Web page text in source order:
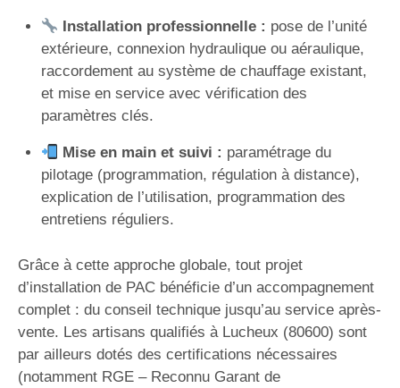
Installation professionnelle : pose de l’unité
extérieure, connexion hydraulique ou aéraulique,
raccordement au système de chauffage existant,
et mise en service avec vérification des
paramètres clés.
Mise en main et suivi : paramétrage du
pilotage (programmation, régulation à distance),
explication de l’utilisation, programmation des
entretiens réguliers.
Grâce à cette approche globale, tout projet
d’installation de PAC bénéficie d’un accompagnement
complet : du conseil technique jusqu’au service après-
vente. Les artisans qualifiés à Lucheux (80600) sont
par ailleurs dotés des certifications nécessaires
(notamment RGE – Reconnu Garant de